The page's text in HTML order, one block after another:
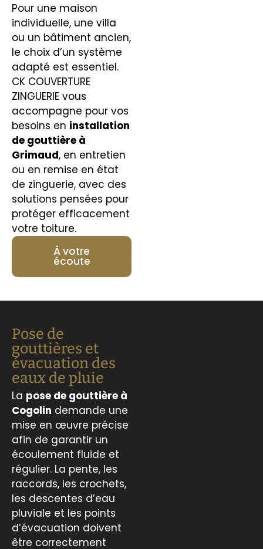
Pour une maison
individuelle, une villa
ou un bâtiment ancien,
le choix d’un système
adapté est essentiel.
CK COUVERTURE
ZINGUERIE vous
accompagne pour vos
besoins en installation
de gouttière à
Grimaud, en entretien
ou en remise en état
de zinguerie, avec des
solutions pensées pour
protéger efficacement
votre toiture.
À votre
écoute
Pose de
gouttières et
évacuation des
eaux de pluie
La pose de gouttière à
Cogolin demande une
mise en œuvre précise
afin de garantir un
écoulement fluide et
régulier. La pente, les
raccords, les crochets,
les descentes d’eau
pluviale et les points
d’évacuation doivent
être correctement